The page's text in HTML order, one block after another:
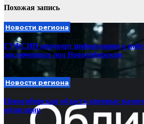
Похожая запись
Новости региона
ГУФСИН опроверг информацию о
заключенных под Новосибирском
Новости региона
Новосибирская область впервые
облигации